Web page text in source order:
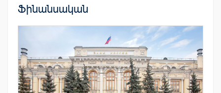
Ֆինանսական